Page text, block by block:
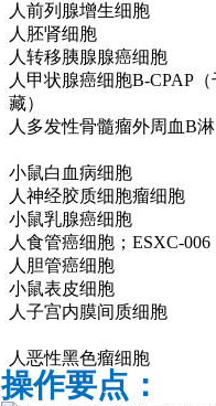
人前列腺增生细胞
人胚肾细胞
人转移胰腺腺癌细胞
人甲状腺癌细胞B-CPAP
藏）
人多发性骨髓瘤外周血B
小鼠白血病细胞
人神经胶质细胞瘤细胞
小鼠乳腺癌细胞
人食管癌细胞； ESXC-006
人胆管癌细胞
小鼠表皮细胞
人子宫内膜间质细胞
人恶性黑色瘤细胞
操作要点：